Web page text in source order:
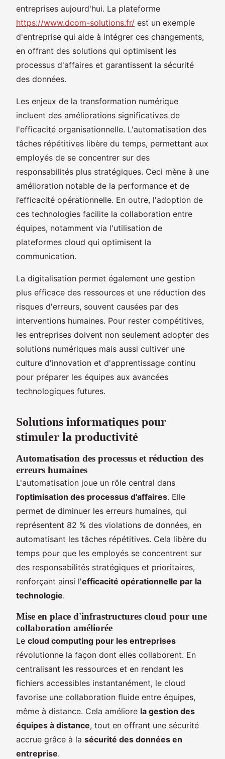
entreprises aujourd'hui. La plateforme
https://www.dcom-solutions.fr/ est un exemple
d'entreprise qui aide à intégrer ces changements,
en offrant des solutions qui optimisent les
processus d'affaires et garantissent la sécurité
des données.
Les enjeux de la transformation numérique
incluent des améliorations significatives de
l'efficacité organisationnelle. L'automatisation des
tâches répétitives libère du temps, permettant aux
employés de se concentrer sur des
responsabilités plus stratégiques. Ceci mène à une
amélioration notable de la performance et de
l’efficacité opérationnelle. En outre, l'adoption de
ces technologies facilite la collaboration entre
équipes, notamment via l'utilisation de
plateformes cloud qui optimisent la
communication.
La digitalisation permet également une gestion
plus efficace des ressources et une réduction des
risques d'erreurs, souvent causées par des
interventions humaines. Pour rester compétitives,
les entreprises doivent non seulement adopter des
solutions numériques mais aussi cultiver une
culture d'innovation et d'apprentissage continu
pour préparer les équipes aux avancées
technologiques futures.
Solutions informatiques pour
stimuler la productivité
Automatisation des processus et réduction des
erreurs humaines
L'automatisation joue un rôle central dans
l'optimisation des processus d'affaires. Elle
permet de diminuer les erreurs humaines, qui
représentent 82 % des violations de données, en
automatisant les tâches répétitives. Cela libère du
temps pour que les employés se concentrent sur
des responsabilités stratégiques et prioritaires,
renforçant ainsi l'efficacité opérationnelle par la
technologie.
Mise en place d'infrastructures cloud pour une
collaboration améliorée
Le cloud computing pour les entreprises
révolutionne la façon dont elles collaborent. En
centralisant les ressources et en rendant les
fichiers accessibles instantanément, le cloud
favorise une collaboration fluide entre équipes,
même à distance. Cela améliore la gestion des
équipes à distance, tout en offrant une sécurité
accrue grâce à la sécurité des données en
entreprise.